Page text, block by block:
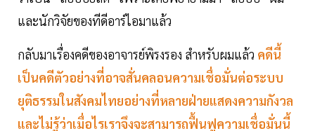
และนักวิจัยของทีดีอาร์ไอมาแล้ว
กลับมาเรื่องคดีของอาจารย์พิรงรอง สำหรับผมแล้ว คดีนี้
เป็นคดีตัวอย่างที่อาจสั่นคลอนความเชื่อมั่นต่อระบบ
ยุติธรรมในสังคมไทยอย่างที่หลายฝ่ายแสดงความกังวล
และไม่รู้ว่าเมื่อไรเราจึงจะสามารถฟื้นฟูความเชื่อมั่นนี้